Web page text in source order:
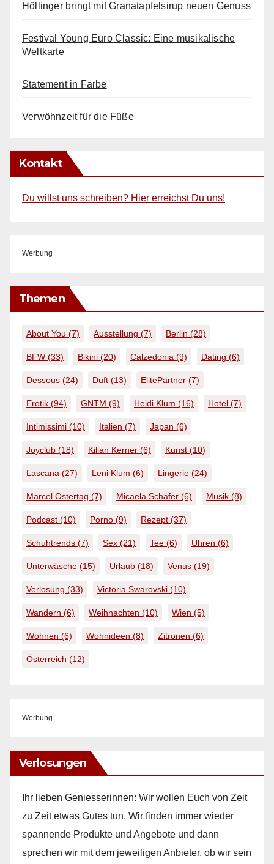
Höllinger bringt mit Granatapfelsirup neuen Genuss
Festival Young Euro Classic: Eine musikalische
Weltkarte
Statement in Farbe
Verwöhnzeit für die Füße
Kontakt
Du willst uns schreiben? Hier erreichst Du uns!
Werbung
Themen
About You (7) Ausstellung (7) Berlin (28)
BFW (33) Bikini (20) Calzedonia (9) Dating (6)
Dessous (24) Duft (13) ElitePartner (7)
Erotik (94) GNTM (9) Heidi Klum (16) Hotel (7)
Intimissimi (10) Italien (7) Japan (6)
Joyclub (18) Kilian Kerner (6) Kunst (10)
Lascana (27) Leni Klum (6) Lingerie (24)
Marcel Ostertag (7) Micaela Schäfer (6) Musik (8)
Podcast (10) Porno (9) Rezept (37)
Schuhtrends (7) Sex (21) Tee (6) Uhren (6)
Unterwäsche (15) Urlaub (18) Venus (19)
Verlosung (33) Victoria Swarovski (10)
Wandern (6) Weihnachten (10) Wien (5)
Wohnen (6) Wohnideen (8) Zitronen (6)
Österreich (12)
Werbung
Verlosungen
Ihr lieben Geniesserinnen: Wir wollen Euch von Zeit
zu Zeit etwas Gutes tun. Wir finden immer wieder
spannende Produkte und Angebote und dann
sprechen wir mit dem jeweiligen Anbieter, ob wir sein